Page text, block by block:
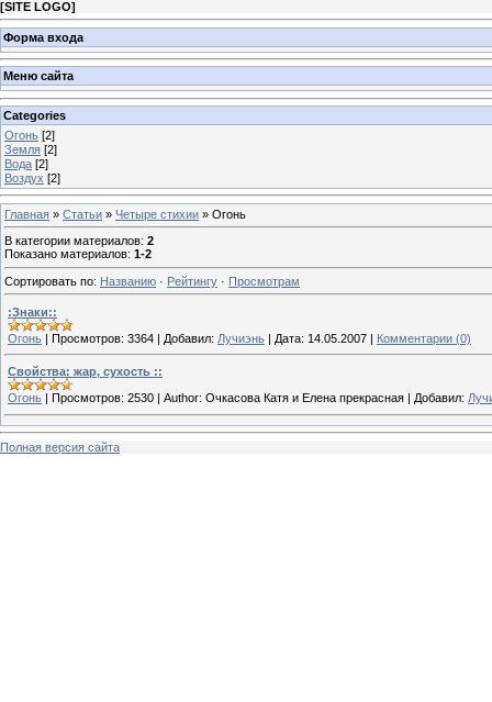
[SITE LOGO]
Форма входа
Меню сайта
Categories
Огонь [2]
Земля [2]
Вода [2]
Воздух [2]
Главная » Статьи » Четыре стихии » Огонь
В категории материалов: 2
Показано материалов: 1-2
Сортировать по: Названию · Рейтингу · Просмотрам
:Знаки::
Огонь | Просмотров: 3364 | Добавил: Лучиэнь | Дата: 14.05.2007 | Комментарии (0)
Свойства: жар, сухость ::
Огонь
Просмотров: 2530 Author: Очкасова Катя и Елена прекрасная Добавил:
Полная версия сайта